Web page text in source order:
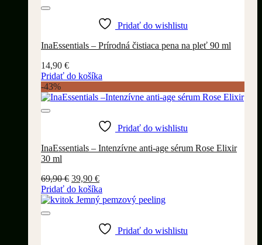
Pridať do wishlistu
InaEssentials – Prírodná čistiaca pena na pleť 90 ml
14,90 €
Pridať do košíka
-43%
Pridať do wishlistu
InaEssentials – Intenzívne anti-age sérum Rose Elixir
30 ml
69,90€ Pôvodná
cena
bola:
39,90 €Aktuálna
cena
je:
Pridať do košíka
Pridať do wishlistu